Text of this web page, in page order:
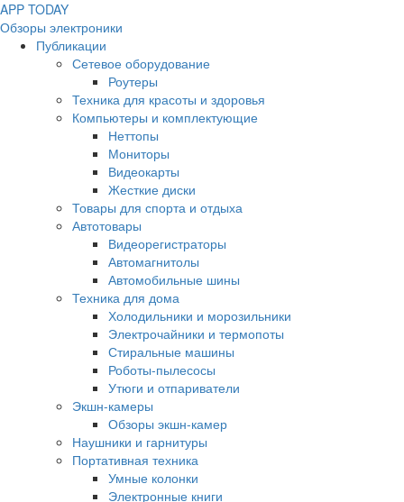
APP TODAY
Обзоры электроники
Публикации
Сетевое оборудование
Роутеры
Техника для красоты и здоровья
Компьютеры и комплектующие
Неттопы
Мониторы
Видеокарты
Жесткие диски
Товары для спорта и отдыха
Автотовары
Видеорегистраторы
Автомагнитолы
Автомобильные шины
Техника для дома
Холодильники и морозильники
Электрочайники и термопоты
Стиральные машины
Роботы-пылесосы
Утюги и отпариватели
Экшн-камеры
Обзоры экшн-камер
Наушники и гарнитуры
Портативная техника
Умные колонки
Электронные книги